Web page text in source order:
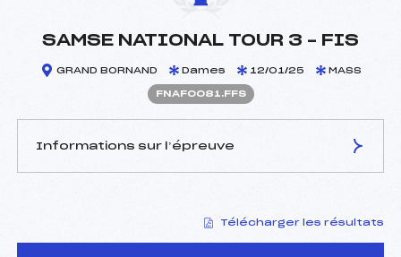
SAMSE NATIONAL TOUR 3 – FIS
GRAND BORNAND Dames 12/01/25 MASS
FNAF0081.FFS
Informations sur l’épreuve
LOCATELLI DOMINIQUE
(DA)
Télécharger les résultats